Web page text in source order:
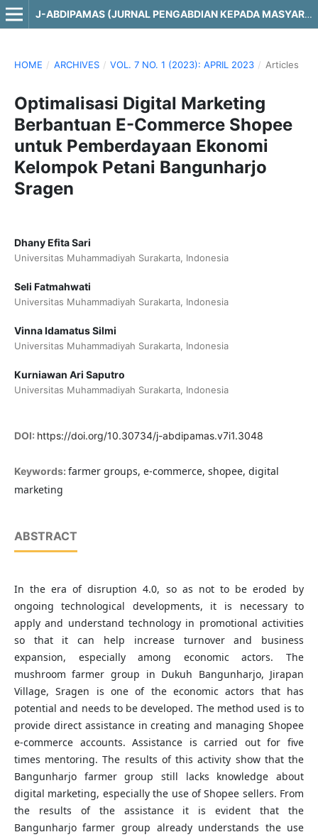
J-ABDIPAMAS (JURNAL PENGABDIAN KEPADA MASYARAKAT)
HOME / ARCHIVES / VOL. 7 NO. 1 (2023): APRIL 2023 / Articles
Optimalisasi Digital Marketing
Berbantuan E-Commerce Shopee
untuk Pemberdayaan Ekonomi
Kelompok Petani Bangunharjo
Sragen
Dhany Efita Sari
Universitas Muhammadiyah Surakarta, Indonesia
Seli Fatmahwati
Universitas Muhammadiyah Surakarta, Indonesia
Vinna Idamatus Silmi
Universitas Muhammadiyah Surakarta, Indonesia
Kurniawan Ari Saputro
Universitas Muhammadiyah Surakarta, Indonesia
DOI: https://doi.org/10.30734/j-abdipamas.v7i1.3048
Keywords: farmer groups, e-commerce, shopee, digital
marketing
ABSTRACT
In the era of disruption 4.0, so as not to be eroded by
ongoing technological developments, it is necessary to
apply and understand technology in promotional activities
so that it can help increase turnover and business
expansion, especially among economic actors. The
mushroom farmer group in Dukuh Bangunharjo, Jirapan
Village, Sragen is one of the economic actors that has
potential and needs to be developed. The method used is to
provide direct assistance in creating and managing Shopee
e-commerce accounts. Assistance is carried out for five
times mentoring. The results of this activity show that the
Bangunharjo farmer group still lacks knowledge about
digital marketing, especially the use of Shopee sellers. From
the results of the assistance it is evident that the
Bangunharjo farmer group already understands the use